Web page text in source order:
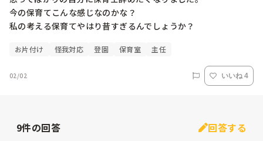
今の保育てこんな感じなのかな？
私の考える保育てやはり昔すぎるんでしょうか？
お片付け 怪我対応 登園 保育室 主任
02/02 いいね 4
9件の回答 回答する